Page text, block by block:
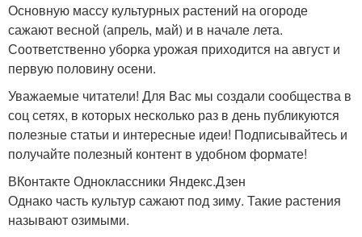
Основную массу культурных растений на огороде
сажают весной (апрель, май) и в начале лета.
Соответственно уборка урожая приходится на август и
первую половину осени.
Уважаемые читатели! Для Вас мы создали сообщества в
соц сетях, в которых несколько раз в день публикуются
полезные статьи и интересные идеи! Подписывайтесь и
получайте полезный контент в удобном формате!
ВКонтакте Одноклассники Яндекс.Дзен
Однако часть культур сажают под зиму. Такие растения
называют озимыми.